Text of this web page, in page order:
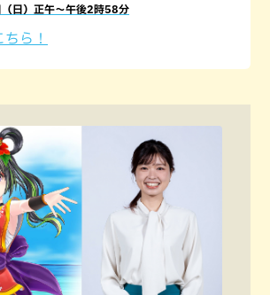
日）正午～午後2時58分
ら！